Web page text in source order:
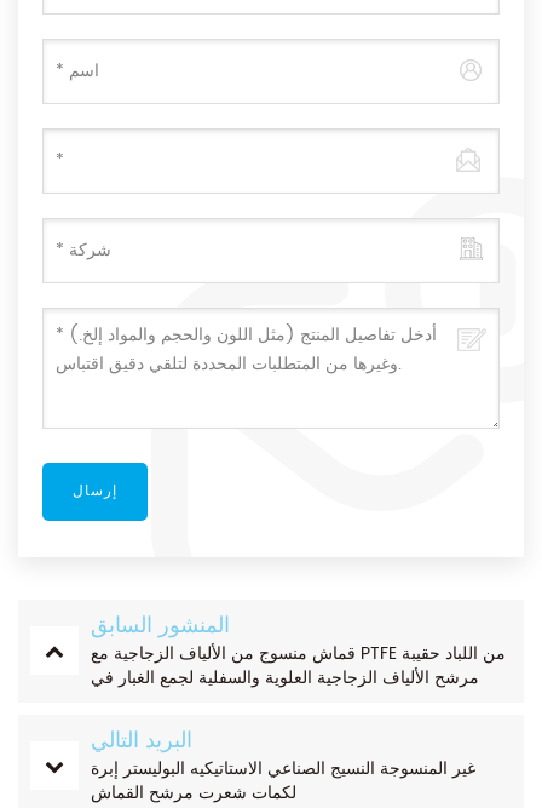
المنشور السابق
قماش منسوج من الألياف الزجاجية مع PTFE من اللباد حقيبة
مرشح الألياف الزجاجية العلوية والسفلية لجمع الغبار في
البريد التالي
غير المنسوجة النسيج الصناعي الاستاتيكيه البوليستر إبرة
لكمات شعرت مرشح القماش